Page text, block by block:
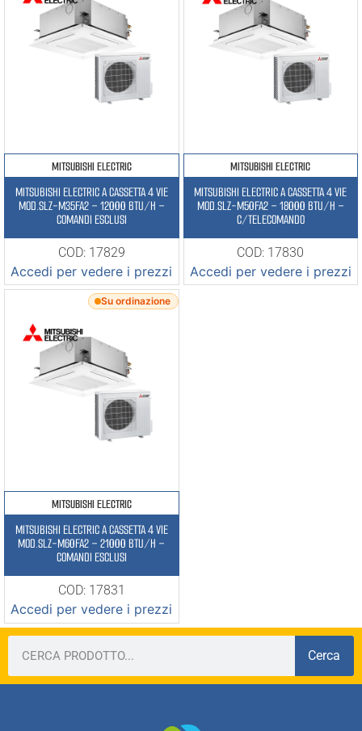
MITSUBISHI ELECTRIC
MITSUBISHI ELECTRIC A CASSETTA 4 VIE
MOD.SLZ-M35FA2 – 12000 BTU/H –
COMANDI ESCLUSI
COD: 17829
Accedi per vedere i prezzi
MITSUBISHI ELECTRIC
MITSUBISHI ELECTRIC A CASSETTA 4 VIE
MOD.SLZ-M50FA2 – 18000 BTU/H –
C/TELECOMANDO
COD: 17830
Accedi per vedere i prezzi
Su ordinazione
MITSUBISHI ELECTRIC
MITSUBISHI ELECTRIC A CASSETTA 4 VIE
MOD.SLZ-M60FA2 – 21000 BTU/H –
COMANDI ESCLUSI
COD: 17831
Accedi per vedere i prezzi
Cerca